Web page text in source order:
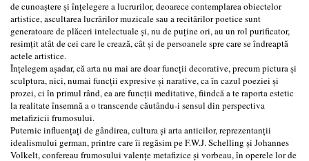
de cunoaștere și înțelegere a lucrurilor, deoarece contemplarea obiectelor
artistice, ascultarea lucrărilor muzicale sau a recitărilor poetice sunt
generatoare de plăceri intelectuale și, nu de puține ori, au un rol purificator,
resimțit atât de cei care le crează, cât și de persoanele spre care se îndreaptă
actele artistice.
Înțelegem așadar, că arta nu mai are doar funcții decorative, precum pictura și
sculptura, nici, numai funcții expresive și narative, ca în cazul poeziei și
prozei, ci în primul rând, ea are funcții meditative, fiindcă a te raporta estetic
la realitate însemnă a o transcende căutându-i sensul din perspectiva
metafizicii frumosului.
Puternic influențați de gândirea, cultura și arta anticilor, reprezentanții
idealismului german, printre care îi regăsim pe F.W.J. Schelling și Johannes
Volkelt, confereau frumosului valențe metafizice și vorbeau, în operele lor de